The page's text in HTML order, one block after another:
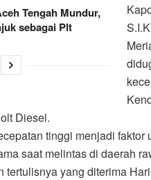
Tengah Mundur,
sebagai Plt
Diesel.
tinggi menjadi
saat melintas di daerah
tertulisnya yang diterima